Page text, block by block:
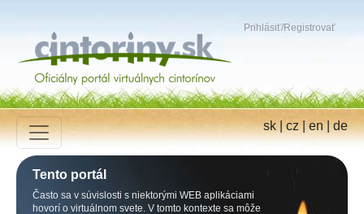
Prihlásiť/Registrovať
sk|cz|en|de
Tento portál
Často sa v súvislosti s niektorými WEB aplikáciami
hovorí o virtuálnom svete. V tomto kontexte sa môže